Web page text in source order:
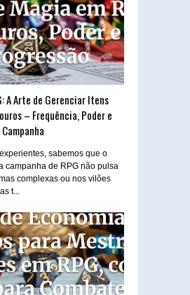
A Arte de Gerenciar Itens
– Frequência, Poder e
sabemos que o
campanha de RPG não pulsa
complexas ou nos vilões
t...